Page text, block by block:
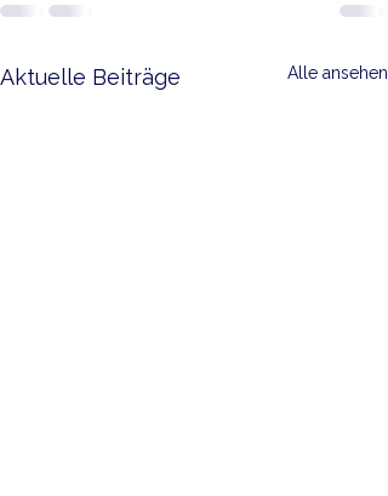
Aktuelle Beiträge Alle ansehen